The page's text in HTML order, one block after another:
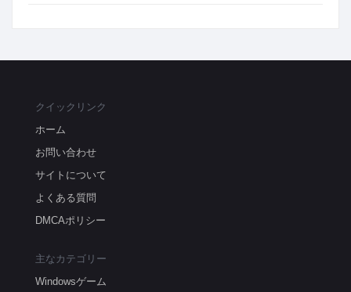
クイックリンク
ホーム
お問い合わせ
サイトについて
よくある質問
DMCAポリシー
主なカテゴリー
Windowsゲーム